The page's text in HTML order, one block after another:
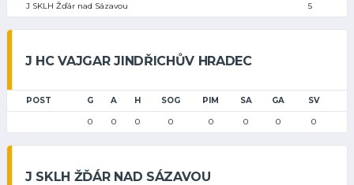
J SKLH Žďár nad Sázavou 5
J HC VAJGAR JINDŘICHŮV HRADEC
POST G A H SOG PIM SA GA SV
0 0 0 0 0 0 0 0
J SKLH ŽĎÁR NAD SÁZAVOU